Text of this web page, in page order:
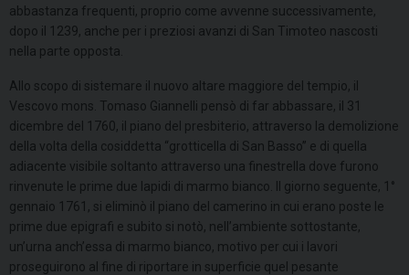
abbastanza frequenti, proprio come avvenne successivamente,
dopo il 1239, anche per i preziosi avanzi di San Timoteo nascosti
nella parte opposta.
Allo scopo di sistemare il nuovo altare maggiore del tempio, il
Vescovo mons. Tomaso Giannelli pensò di far abbassare, il 31
dicembre del 1760, il piano del presbiterio, attraverso la demolizione
della volta della cosiddetta “grotticella di San Basso” e di quella
adiacente visibile soltanto attraverso una finestrella dove furono
rinvenute le prime due lapidi di marmo bianco. Il giorno seguente, 1°
gennaio 1761, si eliminò il piano del camerino in cui erano poste le
prime due epigrafi e subito si notò, nell’ambiente sottostante,
un’urna anch’essa di marmo bianco, motivo per cui i lavori
proseguirono al fine di riportare in superficie quel pesante